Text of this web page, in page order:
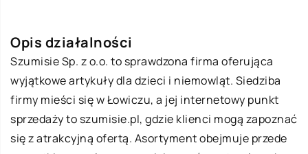
Opis działalności
Szumisie Sp. z o.o. to sprawdzona firma oferująca
wyjątkowe artykuły dla dzieci i niemowląt. Siedziba
firmy mieści się w Łowiczu, a jej internetowy punkt
sprzedaży to szumisie.pl, gdzie klienci mogą zapoznać
się z atrakcyjną ofertą. Asortyment obejmuje przede